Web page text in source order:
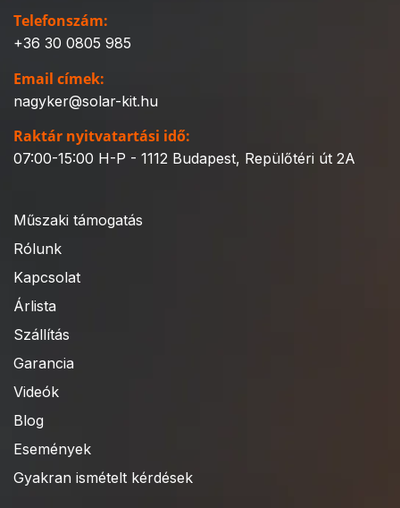
Telefonszám:
+36 30 0805 985
Email címek:
nagyker@solar-kit.hu
Raktár nyitvatartási idő:
07:00-15:00 H-P - 1112 Budapest, Repülőtéri út 2A
Műszaki támogatás
Rólunk
Kapcsolat
Árlista
Szállítás
Garancia
Videók
Blog
Események
Gyakran ismételt kérdések